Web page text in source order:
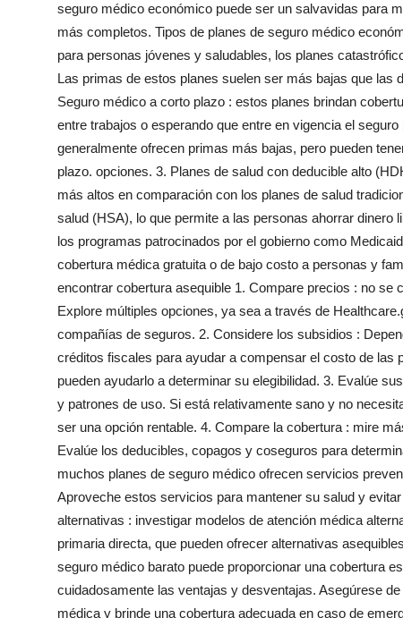
Finance
Real Estate
General
Top 10
How To
Support Number
seguro médico económico puede ser un salvavidas para
más completos. Tipos de planes de seguro médico
para personas jóvenes y saludables, los planes
Las primas de estos planes suelen ser más bajas que las
Seguro médico a corto plazo : estos planes brindan
entre trabajos o esperando que entre en vigencia el
generalmente ofrecen primas más bajas, pero pueden
plazo. opciones. 3. Planes de salud con deducible alto
más altos en comparación con los planes de salud
salud (HSA), lo que permite a las personas ahorrar
los programas patrocinados por el gobierno como
cobertura médica gratuita o de bajo costo a personas y
encontrar cobertura asequible 1. Compare precios : no
Explore múltiples opciones, ya sea a través de
compañías de seguros. 2. Considere los subsidios :
créditos fiscales para ayudar a compensar el costo de
pueden ayudarlo a determinar su elegibilidad. 3. Evalúe
y patrones de uso. Si está relativamente sano y no
ser una opción rentable. 4. Compare la cobertura : mire
Evalúe los deducibles, copagos y coseguros para
muchos planes de seguro médico ofrecen servicios
Aproveche estos servicios para mantener su salud y
alternativas : investigar modelos de atención médica
primaria directa, que pueden ofrecer alternativas
seguro médico barato puede proporcionar una cobertura
cuidadosamente las ventajas y desventajas. Asegúrese
médica y brinde una cobertura adecuada en caso de